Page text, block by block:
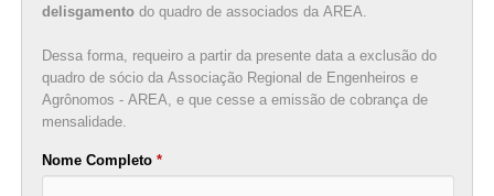
delisgamentodo quadro de associados da AREA.
Dessa forma, requeiro a partir da presente data a exclusão do
quadro de sócio da Associação Regional de Engenheiros e
Agrônomos - AREA, e que cesse a emissão de cobrança de
mensalidade.
Nome Completo *